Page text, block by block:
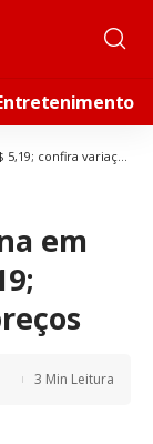
variações de preços
em
3 Min Leitura